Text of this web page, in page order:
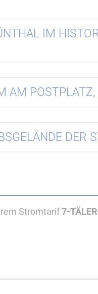
IM
AM
DER
Stromtarif7-